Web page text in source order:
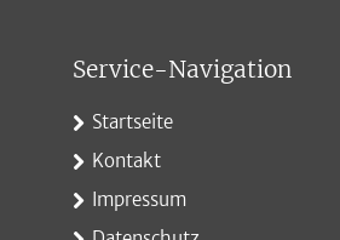
Service-Navigation
Startseite
Kontakt
Impressum